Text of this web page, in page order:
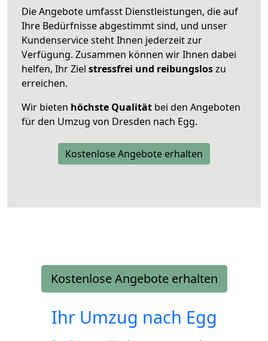
Die Angebote umfasst Dienstleistungen, die auf
Ihre Bedürfnisse abgestimmt sind, und unser
Kundenservice steht Ihnen jederzeit zur
Verfügung. Zusammen können wir Ihnen dabei
helfen, Ihr Ziel stressfrei und reibungsloszu
erreichen.
Wir bieten höchste Qualität bei den Angeboten
für den Umzug von Dresden nach Egg.
Kostenlose Angebote erhalten
Kostenlose Angebote erhalten
Ihr Umzug nach Egg